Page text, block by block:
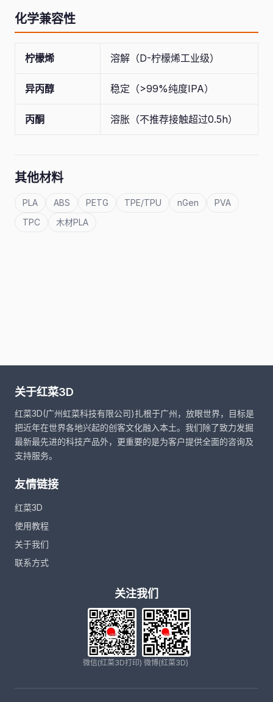
化学兼容性
柠檬烯 溶解（D-柠檬烯工业级）
异丙醇 稳定（>99%纯度IPA）
丙酮 溶胀（不推荐接触超过0.5h）
其他材料
PLA ABS PETG TPE/TPU nGen
PVA
TPC
木材PLA
关于红菜3D
红菜3D(广州虹菜科技有限公司)扎根于广州，放眼世界，目标是
把近年在世界各地兴起的创客文化融入本土。我们除了致力发掘
最新最先进的科技产品外，更重要的是为客户提供全面的咨询及
支持服务。
友情链接
红菜3D
使用教程
关于我们
联系方式
关注我们
微信(红菜3D打印) 微博(红菜3D)